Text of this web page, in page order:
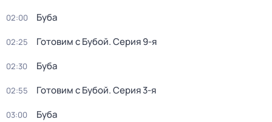
02:00 Буба
02:25 Готовим с Бубой. Серия 9-я
02:30 Буба
02:55 Готовим с Бубой. Серия 3-я
03:00 Буба